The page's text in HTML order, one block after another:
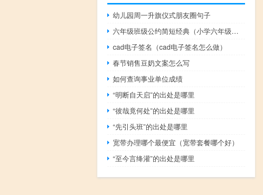
幼儿园周一升旗仪式朋友圈句子
六年级班级公约简短经典（小学六年级班级公约简短）
cad电子签名（cad电子签名怎么做）
春节销售豆奶文案怎么写
如何查询事业单位成绩
“明断自天启”的出处是哪里
“彼哉竟何处”的出处是哪里
“先引头班”的出处是哪里
宽带办理哪个最便宜（宽带套餐哪个好）
“至今言绛灌”的出处是哪里